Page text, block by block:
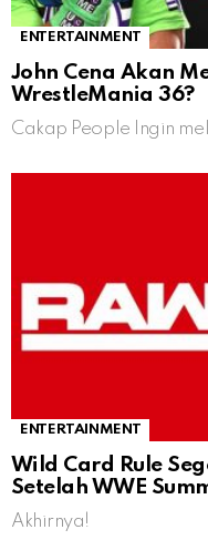
ENTERTAINMENT
John Cena Akan
WrestleMania 36?
Cakap People Ingin
ENTERTAINMENT
Wild Card Rule
Setelah WWE
Akhirnya!